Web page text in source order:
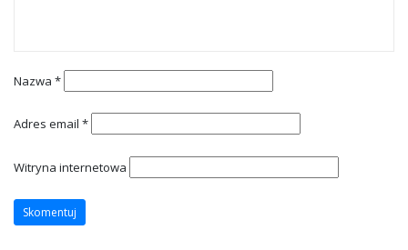
Nazwa *
Adres email *
Witryna internetowa